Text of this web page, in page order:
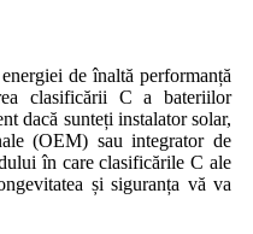
de înaltă performanță
clasificării C a bateriilor
dacă sunteți instalator solar,
(OEM) sau integrator de
în care clasificările C ale
și siguranța vă va